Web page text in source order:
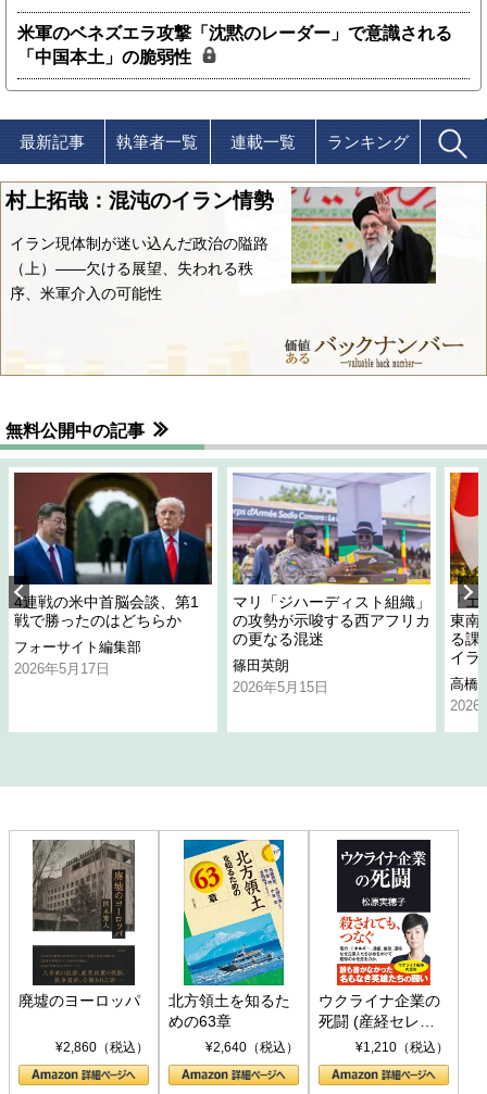
米軍のベネズエラ攻撃「沈黙のレーダー」で意識される
「中国本土」の脆弱性
最新記事 執筆者一覧 連載一覧 ランキング
村上拓哉：混沌のイラン情勢
イラン現体制が迷い込んだ政治の隘路
（上）――欠ける展望、失われる秩
序、米軍介入の可能性
無料公開中の記事
4連戦の米中首脳会談、第1
戦で勝ったのはどちらか
フォーサイト編集部
2026年5月17日
マリ「ジハーディスト組織」
の攻勢が示唆する西アフリカ
の更なる混迷
篠田英朗
2026年5月15日
「
東南
る課
イラ
高橋
2026
廃墟のヨーロッパ
¥2,860（税込）
北方領土を知るた
めの63章
¥2,640（税込）
ウクライナ企業の
死闘 (産経セレク
ト S 039)¥1,210（税込）